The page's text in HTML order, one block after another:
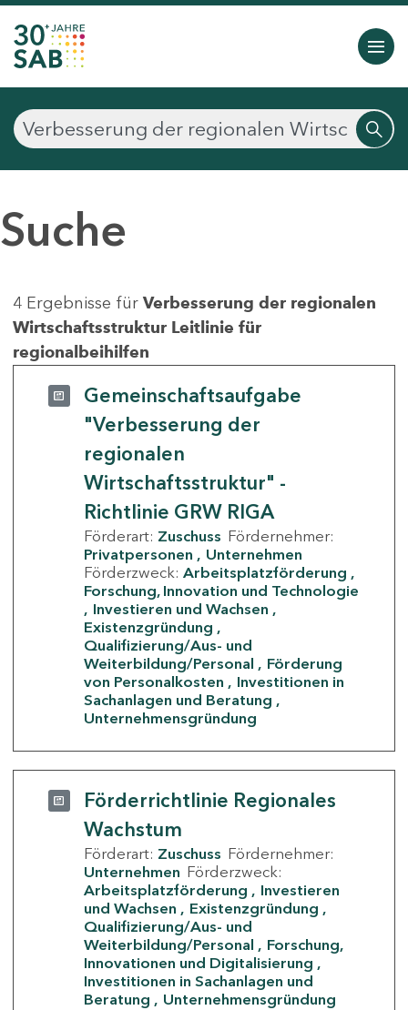
Suche
4 Ergebnisse für Verbesserung der regionalen
Wirtschaftsstruktur Leitlinie für
regionalbeihilfen
Gemeinschaftsaufgabe
"Verbesserung der
regionalen
Wirtschaftsstruktur" -
Richtlinie GRW RIGA
Förderart: Zuschuss Fördernehmer:
Privatpersonen
Unternehmen
Förderzweck: Arbeitsplatzförderung
Forschung, Innovation und Technologie
Investieren und Wachsen
Existenzgründung
Qualifizierung/Aus- und
Weiterbildung/Personal
Förderung
von Personalkosten
Investitionen in
Sachanlagen und Beratung
Unternehmensgründung
Förderrichtlinie Regionales
Wachstum
Förderart: Zuschuss Fördernehmer:
Unternehmen Förderzweck:
Arbeitsplatzförderung
Investieren
und Wachsen
Existenzgründung
Qualifizierung/Aus- und
Weiterbildung/Personal
Forschung,
Innovationen und Digitalisierung
Investitionen in Sachanlagen und
Beratung
Unternehmensgründung